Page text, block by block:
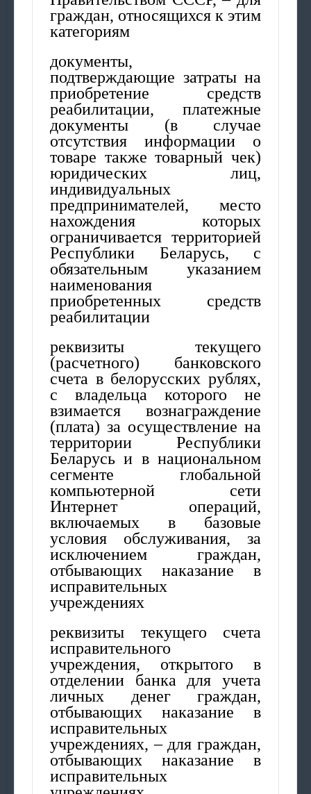
граждан, относящихся к этим
категориям
документы,
подтверждающие затраты на
приобретение средств
реабилитации, платежные
документы (в случае
отсутствия информации о
товаре также товарный чек)
юридических лиц,
индивидуальных
предпринимателей, место
нахождения которых
ограничивается территорией
Республики Беларусь, с
обязательным указанием
наименования
приобретенных средств
реабилитации
реквизиты текущего
(расчетного) банковского
счета в белорусских рублях,
с владельца которого не
взимается вознаграждение
(плата) за осуществление на
территории Республики
Беларусь и в национальном
сегменте глобальной
компьютерной сети
Интернет операций,
включаемых в базовые
условия обслуживания, за
исключением граждан,
отбывающих наказание в
исправительных
учреждениях
реквизиты текущего счета
исправительного
учреждения, открытого в
отделении банка для учета
личных денег граждан,
отбывающих наказание в
исправительных
учреждениях, – для граждан,
отбывающих наказание в
исправительных